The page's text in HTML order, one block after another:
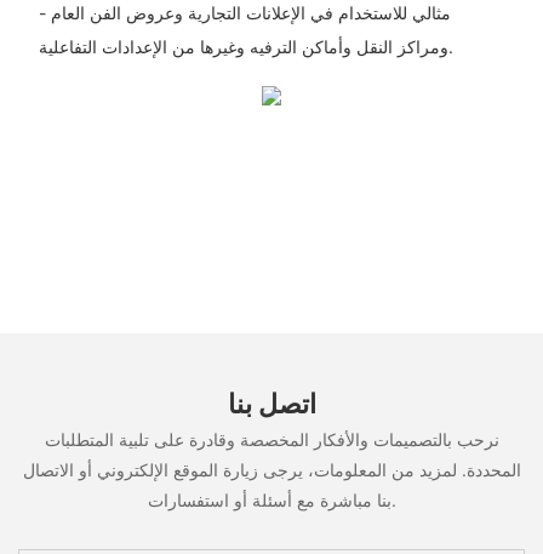
- مثالي للاستخدام في الإعلانات التجارية وعروض الفن العام
ومراكز النقل وأماكن الترفيه وغيرها من الإعدادات التفاعلية.
اتصل بنا
نرحب بالتصميمات والأفكار المخصصة وقادرة على تلبية المتطلبات
المحددة. لمزيد من المعلومات، يرجى زيارة الموقع الإلكتروني أو الاتصال
بنا مباشرة مع أسئلة أو استفسارات.